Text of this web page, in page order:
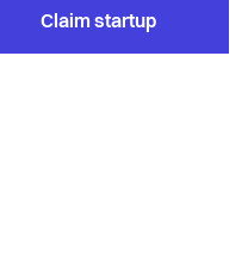
Claim startup